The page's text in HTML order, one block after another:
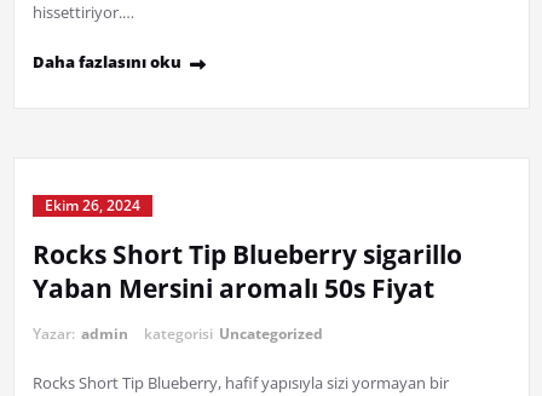
hissettiriyor.…
Daha fazlasını oku
Ekim 26, 2024
Rocks Short Tip Blueberry sigarillo
Yaban Mersini aromalı 50s Fiyat
Yazar: admin kategorisi Uncategorized
Rocks Short Tip Blueberry, hafif yapısıyla sizi yormayan bir